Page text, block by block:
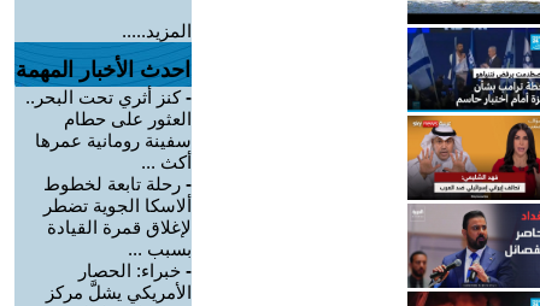
المزيد.....
احدث الأخبار المهمة
-كنز أثري تحت البحر..
العثور على حطام
سفينة رومانية عمرها
أكث ...
- رحلة تابعة لخطوط
ألاسكا الجوية تضطر
لإغلاق قمرة القيادة
بسبب ...
- خبراء: الحصار
الأمريكي يشلَّ مركز